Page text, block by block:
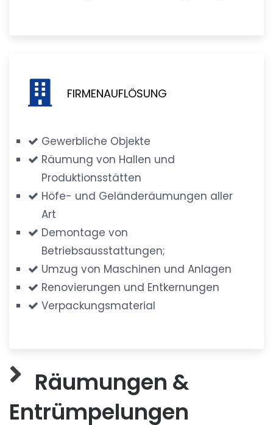
FIRMENAUFLÖSUNG
Gewerbliche Objekte
Räumung von Hallen und
Produktionsstätten
Höfe- und Geländeräumungen aller
Art
Demontage von
Betriebsausstattungen;
Umzug von Maschinen und Anlagen
Renovierungen und Entkernungen
Verpackungsmaterial
Räumungen &
Entrümpelungen